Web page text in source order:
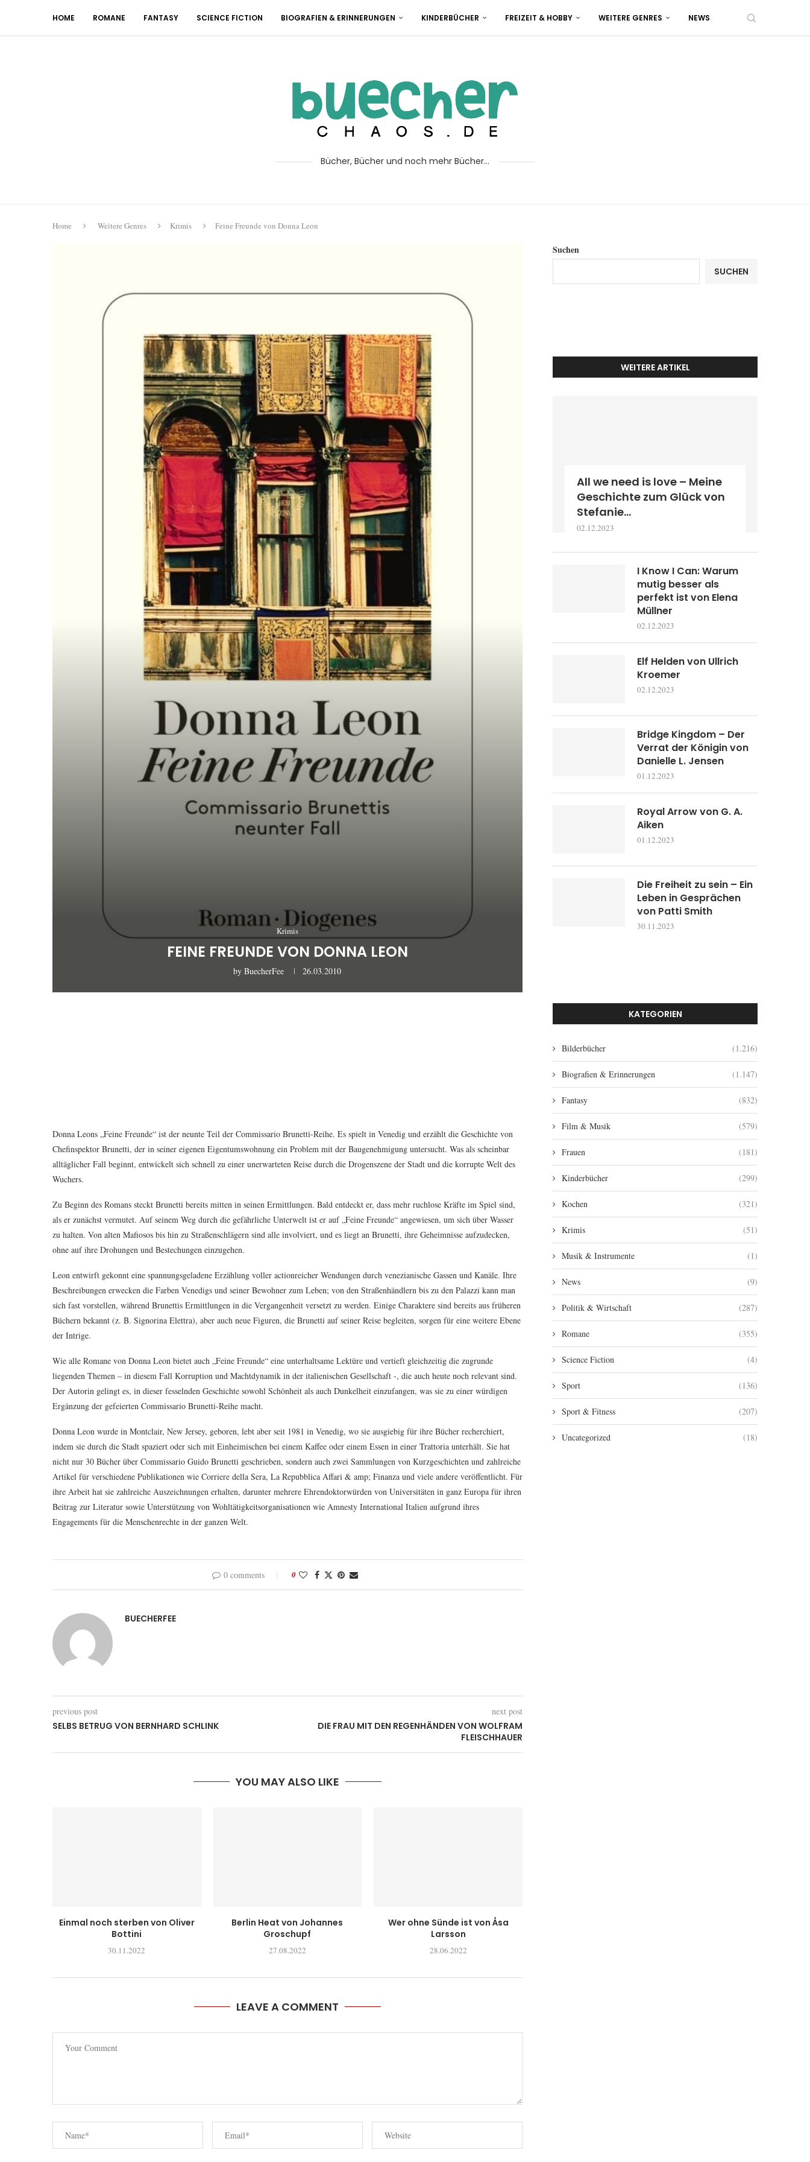
HOME ROMANE FANTASY SCIENCE FICTION BIOGRAFIEN & ERINNERUNGEN KINDERBÜCHER FREIZEIT & HOBBY WEITERE GENRES NEWS
Bücher, Bücher und noch mehr Bücher...
Home Weitere Genres Krimis Feine Freunde von Donna Leon
Krimis
FEINE FREUNDE VON DONNA LEON
byBuecherFee 26.03.2010
Donna Leons „Feine Freunde“ ist der neunte Teil der Commissario Brunetti-Reihe. Es spielt in Venedig und erzählt die Geschichte von
Chefinspektor Brunetti, der in seiner eigenen Eigentumswohnung ein Problem mit der Baugenehmigung untersucht. Was als scheinbar
alltäglicher Fall beginnt, entwickelt sich schnell zu einer unerwarteten Reise durch die Drogenszene der Stadt und die korrupte Welt des
Wuchers.
Zu Beginn des Romans steckt Brunetti bereits mitten in seinen Ermittlungen. Bald entdeckt er, dass mehr ruchlose Kräfte im Spiel sind,
als er zunächst vermutet. Auf seinem Weg durch die gefährliche Unterwelt ist er auf „Feine Freunde“ angewiesen, um sich über Wasser
zu halten. Von alten Mafiosos bis hin zu Straßenschlägern sind alle involviert, und es liegt an Brunetti, ihre Geheimnisse aufzudecken,
ohne auf ihre Drohungen und Bestechungen einzugehen.
Leon entwirft gekonnt eine spannungsgeladene Erzählung voller actionreicher Wendungen durch venezianische Gassen und Kanäle. Ihre
Beschreibungen erwecken die Farben Venedigs und seiner Bewohner zum Leben; von den Straßenhändlern bis zu den Palazzi kann man
sich fast vorstellen, während Brunettis Ermittlungen in die Vergangenheit versetzt zu werden. Einige Charaktere sind bereits aus früheren
Büchern bekannt (z. B. Signorina Elettra), aber auch neue Figuren, die Brunetti auf seiner Reise begleiten, sorgen für eine weitere Ebene
der Intrige.
Wie alle Romane von Donna Leon bietet auch „Feine Freunde“ eine unterhaltsame Lektüre und vertieft gleichzeitig die zugrunde
liegenden Themen – in diesem Fall Korruption und Machtdynamik in der italienischen Gesellschaft -, die auch heute noch relevant sind.
Der Autorin gelingt es, in dieser fesselnden Geschichte sowohl Schönheit als auch Dunkelheit einzufangen, was sie zu einer würdigen
Ergänzung der gefeierten Commissario Brunetti-Reihe macht.
Donna Leon wurde in Montclair, New Jersey, geboren, lebt aber seit 1981 in Venedig, wo sie ausgiebig für ihre Bücher recherchiert,
indem sie durch die Stadt spaziert oder sich mit Einheimischen bei einem Kaffee oder einem Essen in einer Trattoria unterhält. Sie hat
nicht nur 30 Bücher über Commissario Guido Brunetti geschrieben, sondern auch zwei Sammlungen von Kurzgeschichten und zahlreiche
Artikel für verschiedene Publikationen wie Corriere della Sera, La Repubblica Affari & amp; Finanza und viele andere veröffentlicht. Für
ihre Arbeit hat sie zahlreiche Auszeichnungen erhalten, darunter mehrere Ehrendoktorwürden von Universitäten in ganz Europa für ihren
Beitrag zur Literatur sowie Unterstützung von Wohltätigkeitsorganisationen wie Amnesty International Italien aufgrund ihres
Engagements für die Menschenrechte in der ganzen Welt.
0 comments 0
BUECHERFEE
previous post
SELBS BETRUG VON BERNHARD SCHLINK
next post
DIE FRAU MIT DEN REGENHÄNDEN VON WOLFRAM
FLEISCHHAUER
YOU MAY ALSO LIKE
Einmal noch sterben von Oliver
Bottini
30.11.2022
Berlin Heat von Johannes
Groschupf
27.08.2022
Wer ohne Sünde ist von Åsa
Larsson
28.06.2022
LEAVE A COMMENT
Suchen
SUCHEN
WEITERE ARTIKEL
All we need is love – Meine
Geschichte zum Glück von
Stefanie...
02.12.2023
I Know I Can: Warum
mutig besser als
perfekt ist von Elena
Müllner
02.12.2023
Elf Helden von Ullrich
Kroemer
02.12.2023
Bridge Kingdom – Der
Verrat der Königin von
Danielle L. Jensen
01.12.2023
Royal Arrow von G. A.
Aiken
01.12.2023
Die Freiheit zu sein – Ein
Leben in Gesprächen
von Patti Smith
30.11.2023
KATEGORIEN
Bilderbücher (1.216)
Biografien & Erinnerungen (1.147)
Fantasy (832)
Film & Musik (579)
Frauen (181)
Kinderbücher (299)
Kochen (321)
Krimis (51)
Musik & Instrumente (1)
News (9)
Politik & Wirtschaft (287)
Romane (355)
Science Fiction (4)
Sport (136)
Sport & Fitness (207)
Uncategorized (18)